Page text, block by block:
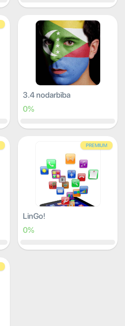
3.4 nodarbība
0%
PREMIUM
LinGo!
0%